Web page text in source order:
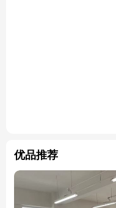
优品推荐